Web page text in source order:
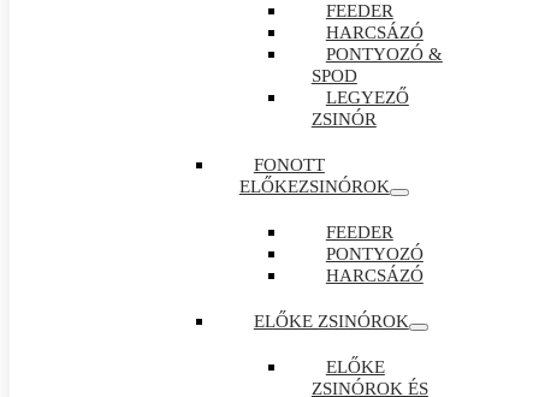
FEEDER
HARCSÁZÓ
PONTYOZÓ &
SPOD
LEGYEZŐ
ZSINÓR
FONOTT
ELŐKEZSINÓROK
FEEDER
PONTYOZÓ
HARCSÁZÓ
ELŐKE ZSINÓROK
ELŐKE
ZSINÓROK ÉS